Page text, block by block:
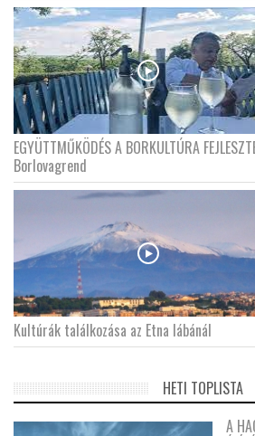
EGYÜTTMŰKÖDÉS A BORKULTÚRA
Borlovagrend
Kultúrák találkozása az Etna lábánál
HETI TOPLISTA
A